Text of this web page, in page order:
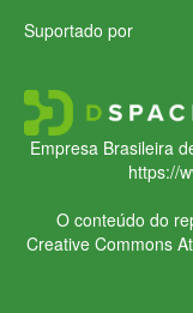
Suportado por
Empresa Brasileira
https://
O conteúdo do
Creative Commons